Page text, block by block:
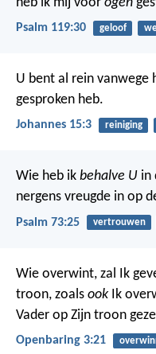
Psalm 119:30 geloof
U bent al rein
gesproken heb.
Johannes 15:3 reiniging
Wie heb ik behalve U in
nergens vreugde in op
Psalm 73:25 vertrouwen
Wie overwint, zal Ik
troon, zoals ook Ik
Vader op Zijn troon
Openbaring 3:21